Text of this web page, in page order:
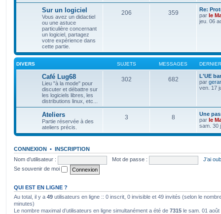
Sur un logiciel
Vous avez un didactiel
ou une astuce
particulière concernant
un logiciel, partagez
votre expérience dans
cette partie.
206 359
Re:
par le
jeu. 06
DIVERS SUJETS MESSAGES
Café Lug68
Lieu "à la mode" pour
discuter et débattre sur
les logiciels libres, les
distributions linux, etc...
302 682
L'UE
par
ven. 17
Ateliers
Partie réservée à des
ateliers précis.
3 8
Une
par le
sam. 30
CONNEXION • INSCRIPTION
Nom d’utilisateur :
Mot de passe :
J’ai
Se souvenir de moi
QUI EST EN LIGNE ?
Au total, il y a 49 utilisateurs en ligne :: 0 inscrit, 0 invisible et 49 invités (selon le
minutes)
Le nombre maximal d’utilisateurs en ligne simultanément a été de 7315 le sam. 01 août